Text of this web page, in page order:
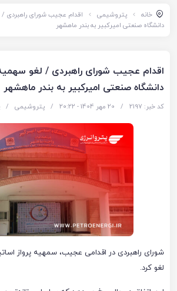
خانه پتروشیمی
اقدام عجیب شورای راهبردی /
دانشگاه صنعتی امیرکبیر به بندر ماهشهر
اقدام عجیب شورای راهبردی / لغو سهمیه
دانشگاه صنعتی امیرکبیر به بندر ماهشهر
کد خبر: 2197 / 20 مهر 1404 - ۲۰:۲۲ / پتروشیمی /
شورای راهبردی در اقدامی عجیب، سمهیه پرواز
لغو کرد.